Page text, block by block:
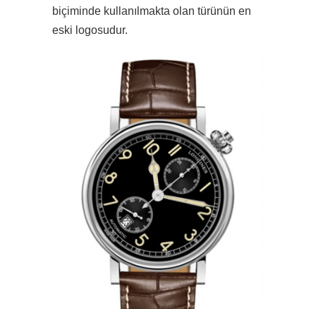
biçiminde kullanılmakta olan türünün en
eski logosudur.